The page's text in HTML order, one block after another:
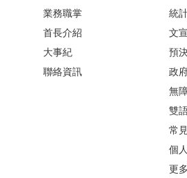
業務職掌
首長介紹
大事紀
聯絡資訊
統
文
預
政
無
雙
常
個
更多